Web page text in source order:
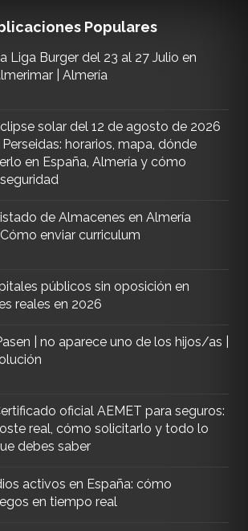
Populares
Liga Burger del 23 al 27 Julio en
| Almería
solar del 12 de agosto de 2026
horarios, mapa, dónde
en España, Almería y cómo
de Almacenes en Almería
│Cómo enviar curriculum
públicos sin oposición en
reales en 2026
| no aparece uno de los hijos/as |
oficial AEMET para seguros:
real, cómo solicitarlo y todo lo
debes saber
activos en España: cómo
en tiempo real